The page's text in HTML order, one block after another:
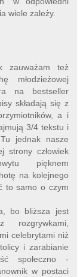
wiele zależy.
zauważam też
młodzieżowej
na bestseller
składają się z
a i
3/4 tekstu i
jednak nasze
strony człowiek
pięknem
na kolejnego
to samo o czym
bo bliższa jest
celebrytami niż
i zarabianie
społeczno -
w postaci